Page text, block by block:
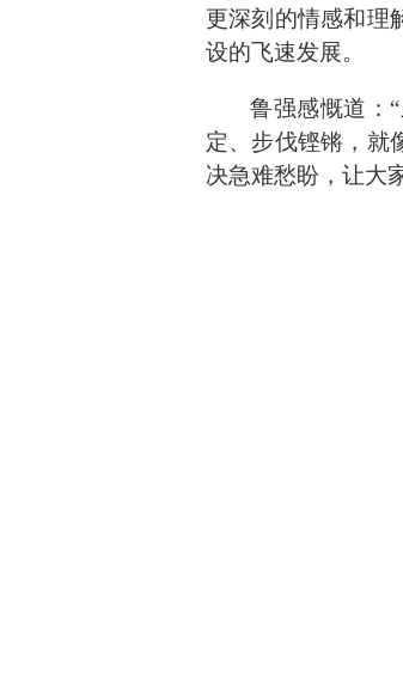
更深刻的情感和理
设的飞速发展。
鲁强感慨道： “
定、步伐铿锵，就
决急难愁盼，让大